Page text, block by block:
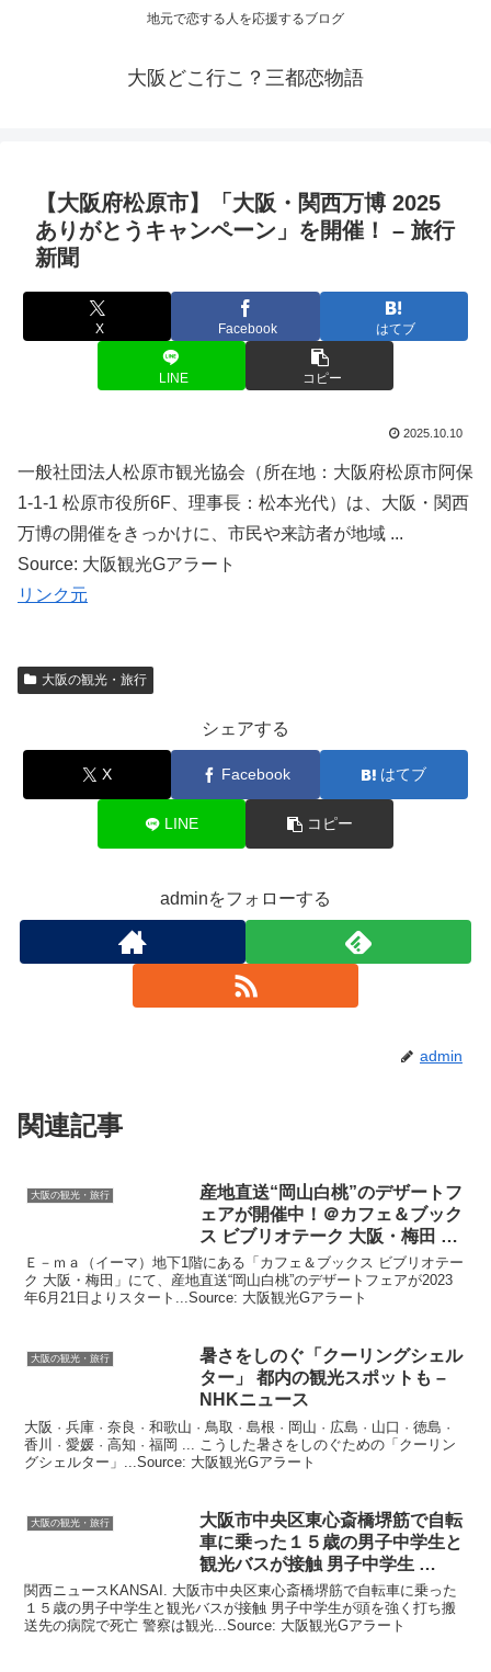
地元で恋する人を応援するブログ
大阪どこ行こ？三都恋物語
【大阪府松原市】「 大阪 ・関西万博 2025
ありがとうキャンペーン」を開催！ – 旅行
新聞
X Facebook はてブ
LINE コピー
2025.10.10
一般社団法人松原市観光協会（所在地：大阪府松原市阿保
1-1-1 松原市役所6F、理事長：松本光代）は、大阪・関西
万博の開催をきっかけに、市民や来訪者が地域 ...
Source: 大阪観光Gアラート
リンク元
大阪の観光・旅行
シェアする
X Facebook はてブ
LINE コピー
adminをフォローする
admin
関連記事
大阪の観光・旅行
産地直送“岡山白桃”のデザートフ
ェアが開催中！＠カフェ＆ブック
ス ビブリオテーク 大阪 ・梅田 …
Ｅ－ｍａ（イーマ）地下1階にある「カフェ＆ブックス ビブリオテー
ク 大阪・梅田」にて、産地直送“岡山白桃”のデザートフェアが2023
年6月21日よりスタート...Source: 大阪観光Gアラート
大阪の観光・旅行
暑さをしのぐ「クーリングシェル
ター」 都内の観光スポットも –
NHKニュース
大阪 · 兵庫 · 奈良 · 和歌山 · 鳥取 · 島根 · 岡山 · 広島 · 山口 · 徳島 ·
香川 · 愛媛 · 高知 · 福岡 ... こうした暑さをしのぐための「クーリン
グシェルター」...Source: 大阪観光Gアラート
大阪の観光・旅行 大阪市中央区東心斎橋堺筋で自転
車に乗った１５歳の男子中学生と
観光バスが接触 男子中学生 …
関西ニュースKANSAI. 大阪市中央区東心斎橋堺筋で自転車に乗った
１５歳の男子中学生と観光バスが接触 男子中学生が頭を強く打ち搬
送先の病院で死亡 警察は観光...Source: 大阪観光Gアラート